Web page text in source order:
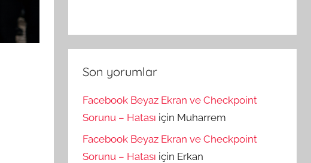
Son yorumlar
Facebook Beyaz Ekran ve Checkpoint
Sorunu – Hatası için Muharrem
Facebook Beyaz Ekran ve Checkpoint
Sorunu – Hatası için Erkan